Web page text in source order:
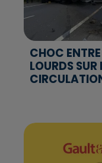
CHOC
LOURDS